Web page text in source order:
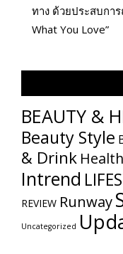
ทาง ด้วยประสบกา
What You Love”
BEAUTY &
Beauty Style
& Drink Health
Intrend
REVIEW Runway
Uncategorized